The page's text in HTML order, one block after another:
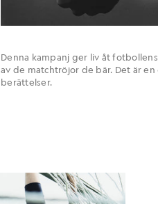
Denna kampanj ger liv åt
av de matchtröjor de bär. Det är
berättelser.